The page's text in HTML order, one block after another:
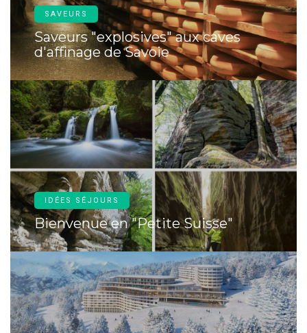
SAVEURS
Saveurs "explosives" aux caves
d'affinage de Savoie
IDÉES SÉJOURS
Bienvenue en "Petite Suisse"